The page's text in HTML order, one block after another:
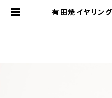
有田焼イヤリング ハート（水色×ピン